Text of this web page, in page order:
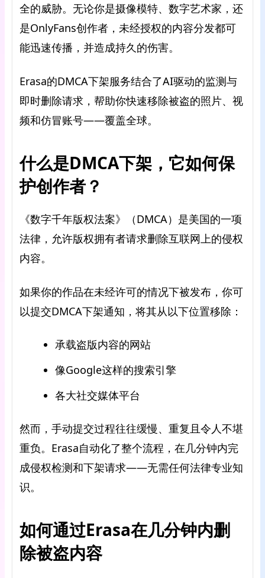
全的威胁。无论你是摄像模特、数字艺术家，还
是OnlyFans创作者，未经授权的内容分发都可
能迅速传播，并造成持久的伤害。
Erasa的DMCA下架服务结合了AI驱动的监测与
即时删除请求，帮助你快速移除被盗的照片、视
频和仿冒账号——覆盖全球。
什么是DMCA下架，它如何保
护创作者？
《数字千年版权法案》（DMCA）是美国的一项
法律，允许版权拥有者请求删除互联网上的侵权
内容。
如果你的作品在未经许可的情况下被发布，你可
以提交DMCA下架通知，将其从以下位置移除：
承载盗版内容的网站
像Google这样的搜索引擎
各大社交媒体平台
然而，手动提交过程往往缓慢、重复且令人不堪
重负。Erasa自动化了整个流程，在几分钟内完
成侵权检测和下架请求——无需任何法律专业知
识。
如何通过Erasa在几分钟内删
除被盗内容